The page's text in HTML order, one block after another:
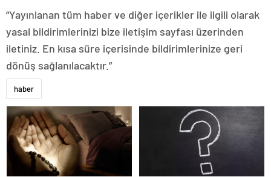
“Yayınlanan tüm haber ve diğer içerikler ile ilgili olarak
yasal bildirimlerinizi bize iletişim sayfası üzerinden
iletiniz. En kısa süre içerisinde bildirimlerinize geri
dönüş sağlanılacaktır.”
haber